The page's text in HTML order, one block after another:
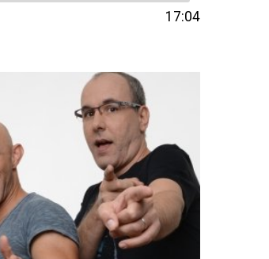
17:04